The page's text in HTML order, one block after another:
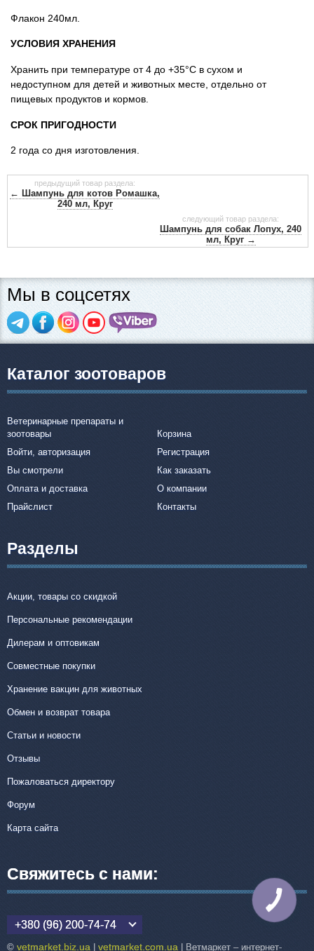
Флакон 240мл.
УСЛОВИЯ ХРАНЕНИЯ
Хранить при температуре от 4 до +35°С в сухом и
недоступном для детей и животных месте, отдельно от
пищевых продуктов и кормов.
СРОК ПРИГОДНОСТИ
2 года со дня изготовления.
предыдущий товар раздела:
← Шампунь для котов Ромашка,
240 мл, Круг
следующий товар раздела:
Шампунь для собак Лопух, 240
мл, Круг →
Мы в соцсетях
Каталог зоотоваров
Ветеринарные препараты и
зоотовары
Корзина
Войти, авторизация
Регистрация
Вы смотрели
Как заказать
Оплата и доставка
О компании
Прайслист
Контакты
Разделы
Акции, товары со скидкой
Персональные рекомендации
Дилерам и оптовикам
Совместные покупки
Хранение вакцин для животных
Обмен и возврат товара
Статьи и новости
Отзывы
Пожаловаться директору
Форум
Карта сайта
Свяжитесь с нами:
+380 (96) 200-74-74
© vetmarket.biz.ua vetmarket.com.ua | Ветмаркет – интернет-
КНОПКА
СВЯЗИ